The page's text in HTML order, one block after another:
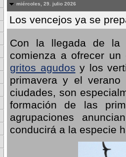
miércoles, 29. julio 2026
Los vencejos ya se
Con la llegada de la
comienza a ofrecer un
gritos agudos y los
primavera y el
ciudades, son
formación de las
agrupaciones
conducirá a la especie